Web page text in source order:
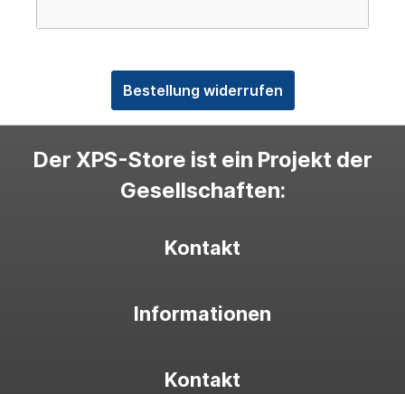
Bestellung widerrufen
Der XPS-Store ist ein Projekt der
Gesellschaften:
Kontakt
Informationen
Kontakt